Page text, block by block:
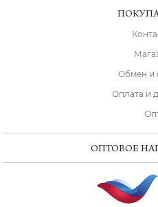
Обмен и
Оплата и
ОПТОВОЕ